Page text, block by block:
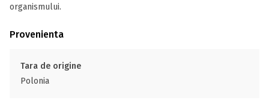
organismului.
Provenienta
Tara de origine
Polonia